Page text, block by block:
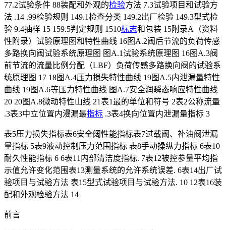
77.2试验条件 88装配和外观的检验方法 7.3试验项目和试验方
法 .14 .99检验规则 149.1检查分类 149.2出厂检验 149.3型式检
验 9.4抽样 15 159.5判定规则 1510标志和包装 15附录A（资料
性附录）试验原理图和特性曲线 16图A.2阀后节流的负荷传感
多路换向阀试验系统原理图 图A.1试验系统原理图 16图A.3阀
前节流的流量比例分配（LBF）负荷传感多路换向阀的试验系
统原理图 17 18图A.4压力损失特性曲线 19图A.5内泄漏量特性
曲线 19图A.6等压力特性曲线 图A.7安全润瞬态响应特性曲线
20 20图A.8微动特性山线 21表1最的单位和符号 2表2公称流量
.3表3中立位置内漫漏最指标 .3表4换向位置内泄漏量指标 3
表5压力损失指标表6安全阔性能指标表7过载阀、补油阀泄漏
量指标 5表9液动控制压力范围指标 表8手动操纵力指标 6表10
耐久性能指标 6 6表11内部清洁度指标. 7表12被控参量平均指
示值允许变化范围表13测量系统的允许系统误差. 6表14出厂试
验项目与试验方法 表15型式试验项目与试验方法. 10 12表16装
配和外观检验方法 14
前言